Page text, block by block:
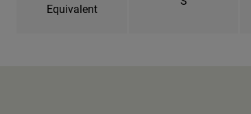
Equivalent